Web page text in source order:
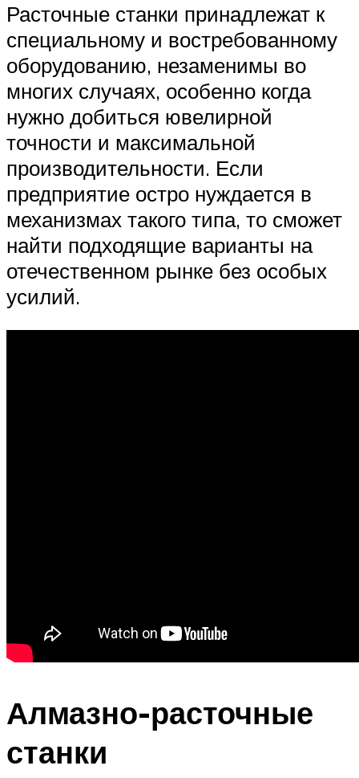
Расточные станки принадлежат к
специальному и востребованному
оборудованию, незаменимы во
многих случаях, особенно когда
нужно добиться ювелирной
точности и максимальной
производительности. Если
предприятие остро нуждается в
механизмах такого типа, то сможет
найти подходящие варианты на
отечественном рынке без особых
усилий.
Алмазно-расточные
станки